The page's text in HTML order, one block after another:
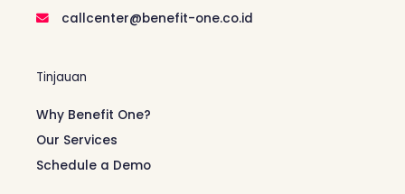
callcenter@benefit-one.co.id
Tinjauan
Why Benefit One?
Our Services
Schedule a Demo